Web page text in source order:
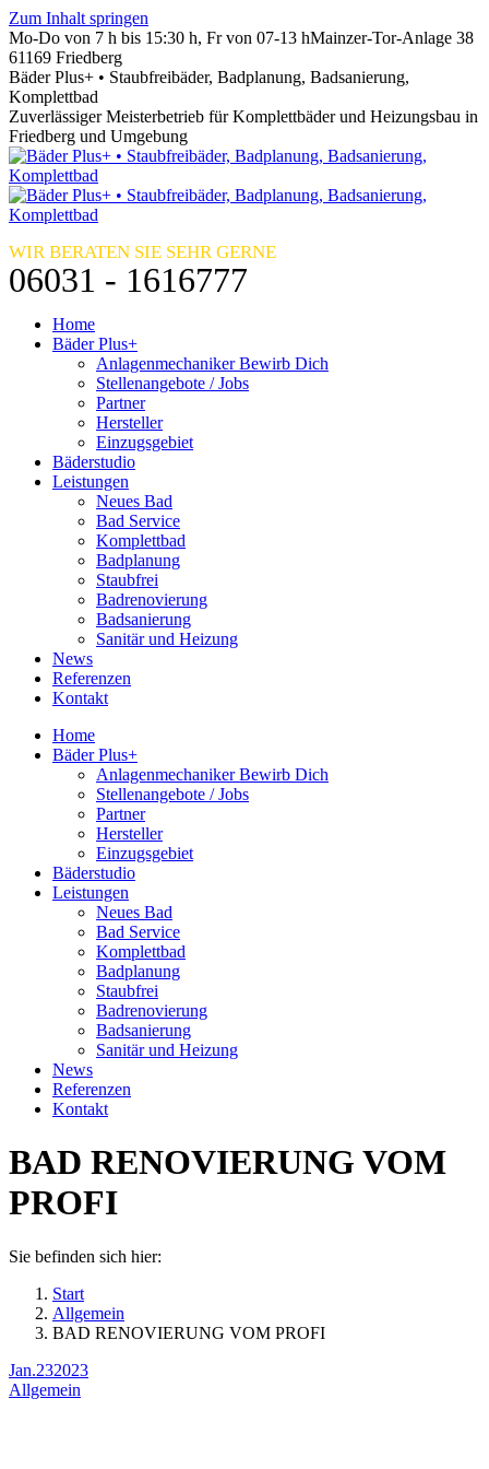
Zum Inhalt springen
Mo-Do von 7 h bis 15:30 h, Fr von 07-13 hMainzer-Tor-Anlage 38
61169 Friedberg
Bäder Plus+ • Staubfreibäder, Badplanung, Badsanierung,
Komplettbad
Zuverlässiger Meisterbetrieb für Komplettbäder und Heizungsbau in
Friedberg und Umgebung
WIR BERATEN SIE SEHR GERNE
06031 - 1616777
Home
Bäder Plus+
Anlagenmechaniker Bewirb Dich
Stellenangebote / Jobs
Partner
Hersteller
Einzugsgebiet
Bäderstudio
Leistungen
Neues Bad
Bad Service
Komplettbad
Badplanung
Staubfrei
Badrenovierung
Badsanierung
Sanitär und Heizung
News
Referenzen
Kontakt
Home
Bäder Plus+
Anlagenmechaniker Bewirb Dich
Stellenangebote / Jobs
Partner
Hersteller
Einzugsgebiet
Bäderstudio
Leistungen
Neues Bad
Bad Service
Komplettbad
Badplanung
Staubfrei
Badrenovierung
Badsanierung
Sanitär und Heizung
News
Referenzen
Kontakt
BAD RENOVIERUNG VOM
PROFI
Sie befinden sich hier:
Start
Allgemein
BAD RENOVIERUNG VOM PROFI
Jan.232023
Allgemein